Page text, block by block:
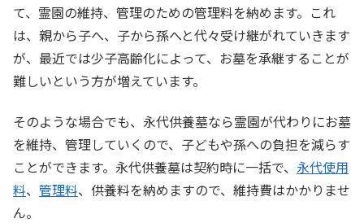
て、霊園の維持、管理のための管理料を納めます。これ
は、親から子へ、子から孫へと代々受け継がれていきます
が、最近では少子高齢化によって、お墓を承継することが
難しいという方が増えています。
そのような場合でも、永代供養墓なら霊園が代わりにお墓
を維持、管理していくので、子どもや孫への負担を減らす
ことができます。永代供養墓は契約時に一括で、 永代使用
料、 管理料、供養料を納めますので、維持費はかかりませ
ん。